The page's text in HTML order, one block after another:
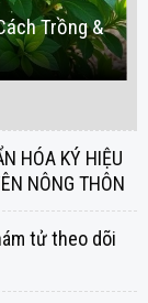
Trồng &
HÓA KÝ HIỆU
NÔNG THÔN
tử theo dõi